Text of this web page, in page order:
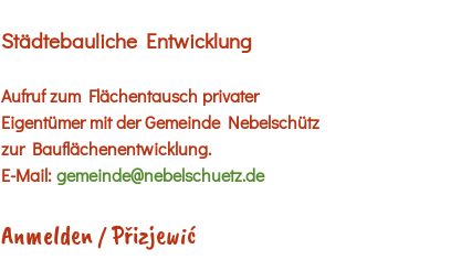
Städtebauliche Entwicklung
Aufruf zum Flächentausch privater
Eigentümer mit der Gemeinde Nebelschütz
zur Bauflächenentwicklung.
E-Mail:gemeinde@nebelschuetz.de
Anmelden / Přizjewić